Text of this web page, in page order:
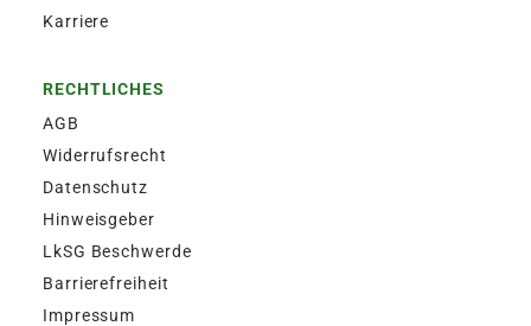
Karriere
RECHTLICHES
AGB
Widerrufsrecht
Datenschutz
Hinweisgeber
LkSG Beschwerde
Barrierefreiheit
Impressum